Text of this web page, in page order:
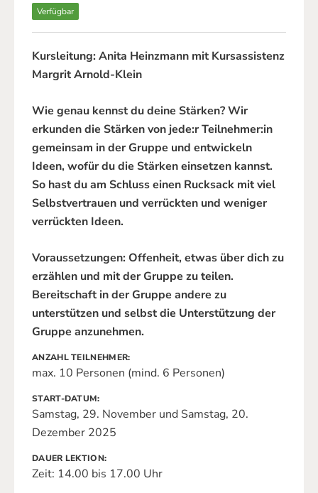
Verfügbar
Kursleitung: Anita Heinzmann mit Kursassistenz
Margrit Arnold-Klein
Wie genau kennst du deine Stärken? Wir
erkunden die Stärken von jede:r Teilnehmer:in
gemeinsam in der Gruppe und entwickeln
Ideen, wofür du die Stärken einsetzen kannst.
So hast du am Schluss einen Rucksack mit viel
Selbstvertrauen und verrückten und weniger
verrückten Ideen.
Voraussetzungen: Offenheit, etwas über dich zu
erzählen und mit der Gruppe zu teilen.
Bereitschaft in der Gruppe andere zu
unterstützen und selbst die Unterstützung der
Gruppe anzunehmen.
ANZAHL TEILNEHMER
max. 10 Personen (mind. 6 Personen)
START-DATUM
Samstag, 29. November und Samstag, 20.
Dezember 2025
DAUER LEKTION
Zeit: 14.00 bis 17.00 Uhr